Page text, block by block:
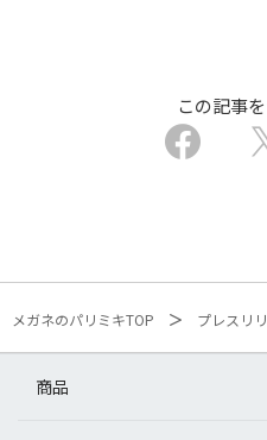
この記事
メガネのパリミキTOP プレスリ
商品